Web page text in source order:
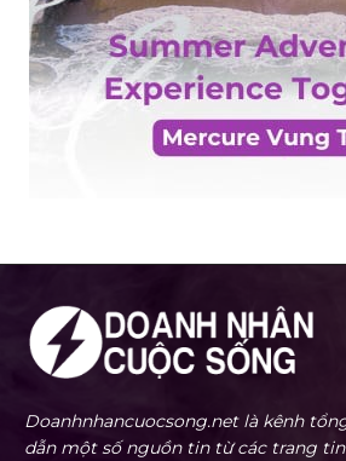
Doanhnhancuocsong.net là kênh
dẫn một số nguồn tin từ các trang